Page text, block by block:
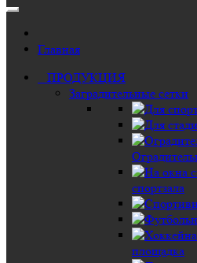
Главная
ПРОДУКЦИЯ
Заградительные сетки
спортзала
площадка